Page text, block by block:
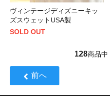
ヴィンテージディズニーキッ
ズスウェットUSA製
SOLD OUT
128商品中
前へ